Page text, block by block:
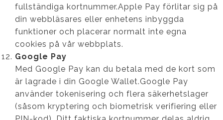
fullständiga kortnummer.Apple Pay förlitar sig på
din webbläsares eller enhetens inbyggda
funktioner och placerar normalt inte egna
cookies på vår webbplats.
Google Pay
Med Google Pay kan du betala med de kort som
är lagrade i din Google Wallet.Google Pay
använder tokenisering och flera säkerhetslager
(såsom kryptering och biometrisk verifiering eller